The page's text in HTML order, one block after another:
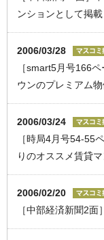
ンションとして掲載
2006/03/28
［smart5月号166
ウンのプレミアム
2006/03/24
［時局4月号54-55
りのオススメ賃貸
2006/02/20
［中部経済新聞2